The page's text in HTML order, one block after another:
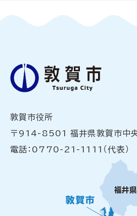
敦賀市役所
〒914-8501 福井県敦賀市中
電話：0770-21-1111（代表）